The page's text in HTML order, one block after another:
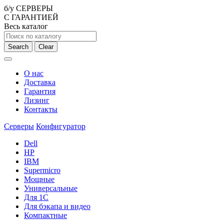
б/у СЕРВЕРЫ
С ГАРАНТИЕЙ
Весь каталог
Search Clear
О нас
Доставка
Гарантия
Лизинг
Контакты
Серверы Конфигуратор
Dell
HP
IBM
Supermicro
Мощные
Универсальные
Для 1С
Для бэкапа и видео
Компактные